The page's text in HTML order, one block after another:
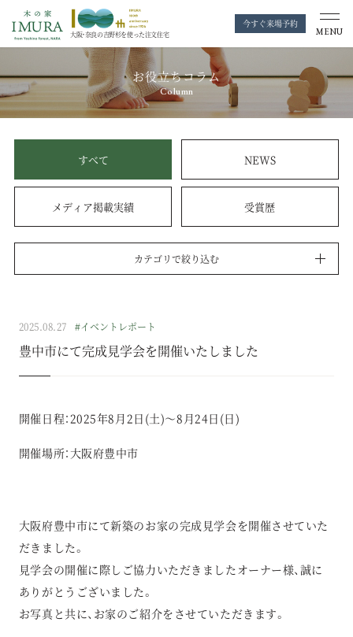
大阪・奈良の吉野杉を使った注文住宅
今すぐ来場予約
MENU
お役立ちコラム
Column
すべて NEWS
メディア掲載実績 受賞歴
カテゴリで絞り込む
2025.08.27 #イベントレポート
豊中市にて完成見学会を開催いたしました
開催日程：2025年8月2日(土)～8月24日(日)
開催場所：大阪府豊中市
大阪府豊中市にて新築のお家の完成見学会を開催させていた
だきました。
見学会の開催に際しご協力いただきましたオーナー様、誠に
ありがとうございました。
お写真と共に、お家のご紹介をさせていただきます。